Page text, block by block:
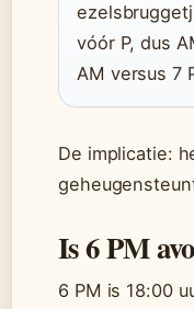
vóór P, dus
AM versus 7
De implicatie:
Is 6 PM
6 PM is 18:00